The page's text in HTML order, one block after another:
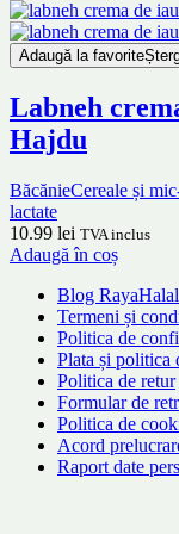
Adaugă la favorite
Labneh
Hajdu
BăcănieCereale și
lactate
10.99 lei TVA inclus
Adaugă în coș
Blog RayaHalal
Termeni și
Politica de
Plata și politica
Politica de retur
Formular de
Politica de
Acord
Raport date